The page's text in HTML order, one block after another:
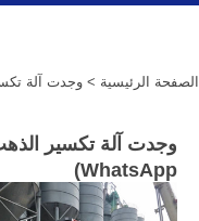
الصفحة الرئيسية > وجدت آلة
وجدت آلة تكسير
WhatsApp
)